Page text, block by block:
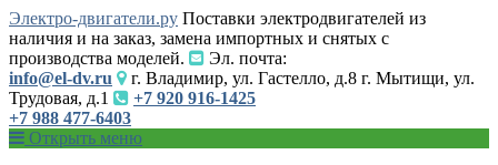
Электро-двигатели.ру Поставки электродвигателей из
наличия и на заказ, замена импортных и снятых с
производства моделей.
Эл. почта:
info@el-dv.ru
г. Владимир, ул. Гастелло, д.8 г. Мытищи, ул.
Трудовая, д.1
+7 920 916-1425
+7 988 477-6403
Открыть меню